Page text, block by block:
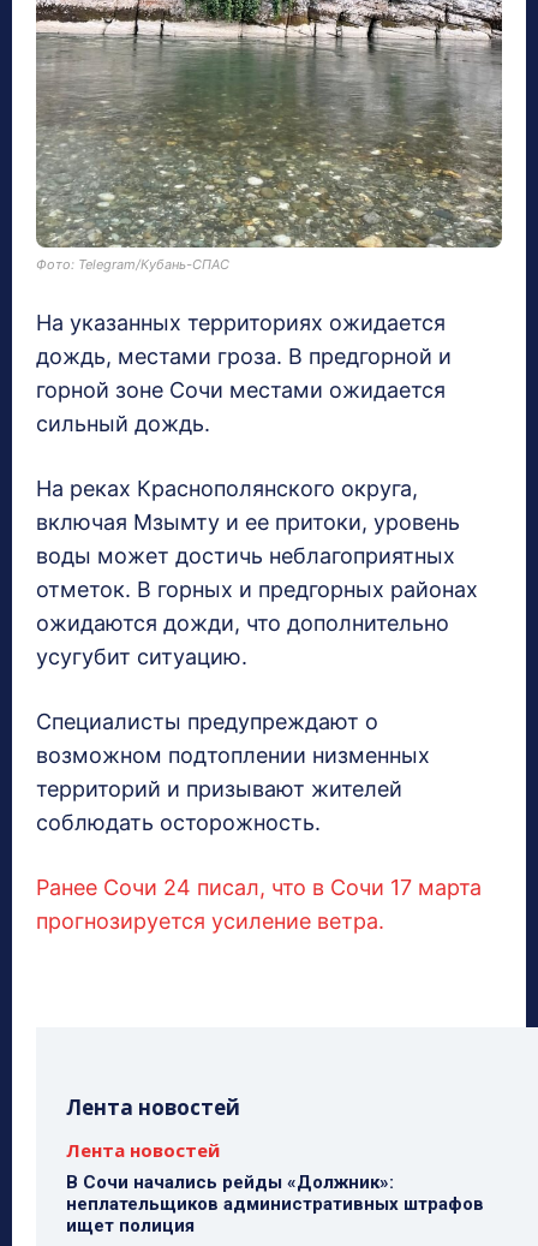
Фото: Telegram/Кубань-СПАС
На указанных территориях ожидается
дождь, местами гроза. В предгорной и
горной зоне Сочи местами ожидается
сильный дождь.
На реках Краснополянского округа,
включая Мзымту и ее притоки, уровень
воды может достичь неблагоприятных
отметок. В горных и предгорных районах
ожидаются дожди, что дополнительно
усугубит ситуацию.
Специалисты предупреждают о
возможном подтоплении низменных
территорий и призывают жителей
соблюдать осторожность.
Ранее Сочи 24 писал, что в Сочи 17 марта
прогнозируется усиление ветра.
Лента новостей
Лента новостей
В Сочи начались рейды «Должник»:
неплательщиков административных штрафов
ищет полиция